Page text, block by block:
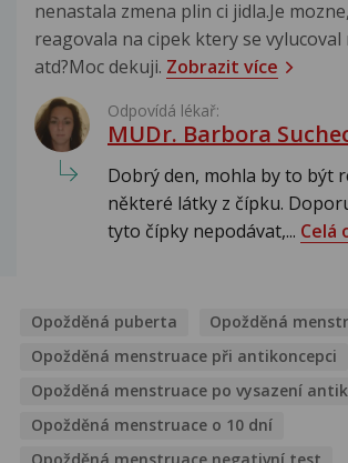
nenastala zmena plin ci jidla.Je
reagovala na cipek ktery se vylucoval
atd?Moc dekuji. Zobrazit více
Odpovídá lékař:
MUDr. Barbora
Dobrý den, mohla by to být
některé látky z čípku.
tyto čípky nepodávat,... Celá
Opožděná puberta
Opožděná
Opožděná menstruace při antikoncepci
Opožděná menstruace po vysazení
Opožděná menstruace o 10 dní